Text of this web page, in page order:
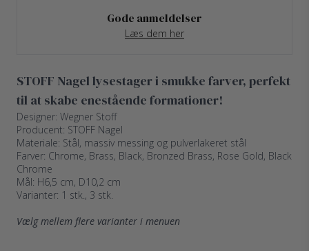
Gode anmeldelser
Læs dem her
STOFF Nagel lysestager i smukke farver, perfekt
til at skabe enestående formationer!
Designer: Wegner Stoff
Producent: STOFF Nagel
Materiale: Stål, massiv messing og pulverlakeret stål
Farver: Chrome, Brass, Black, Bronzed Brass, Rose Gold, Black
Chrome
Mål: H6,5 cm, D10,2 cm
Varianter: 1 stk., 3 stk.
Vælg mellem flere varianter i menuen